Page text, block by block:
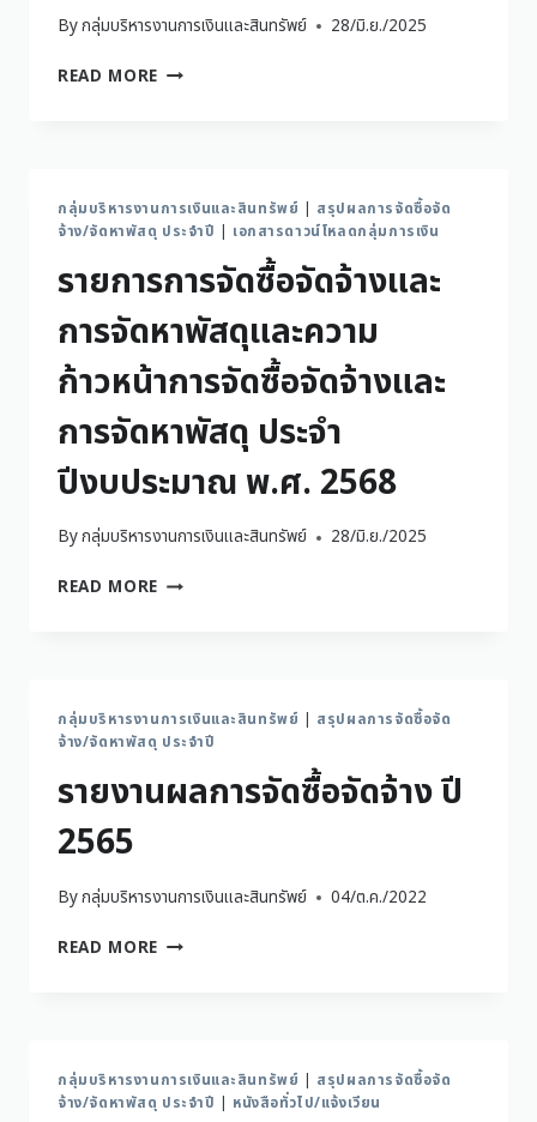
Byกลุ่มบริหารงานการเงินและสินทรัพย์ 28/มิ.ย./2025
READ MORE
กลุ่มบริหารงานการเงินและสินทรัพย์ | สรุปผลการจัดซื้อจัด
จ้าง/จัดหาพัสดุ ประจำปี | เอกสารดาวน์โหลดกลุ่มการเงิน
รายการการจัดซื้อจัดจ้างและ
การจัดหาพัสดุและความ
ก้าวหน้าการจัดซื้อจัดจ้างและ
การจัดหาพัสดุ ประจำ
ปีงบประมาณ พ.ศ. 2568
Byกลุ่มบริหารงานการเงินและสินทรัพย์ 28/มิ.ย./2025
READ MORE
กลุ่มบริหารงานการเงินและสินทรัพย์
สรุปผลการจัดซื้อจัด
จ้าง/จัดหาพัสดุ ประจำปี
รายงานผลการจัดซื้อจัดจ้าง ปี
2565
Byกลุ่มบริหารงานการเงินและสินทรัพย์ 04/ต.ค./2022
READ MORE
กลุ่มบริหารงานการเงินและสินทรัพย์ | สรุปผลการจัดซื้อจัด
จ้าง/จัดหาพัสดุ ประจำปี | หนังสือทั่วไป/แจ้งเวียน